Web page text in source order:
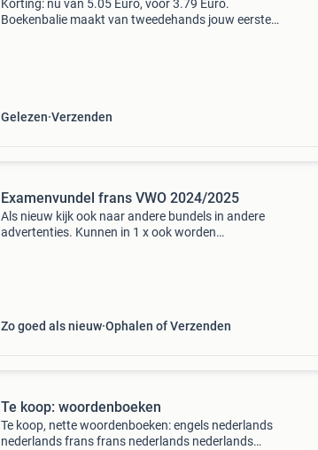
Korting: nu van 5.05 Euro, voor 3.79 Euro.
Boekenbalie maakt van tweedehands jouw eerste
Gelezen Verzenden
Examenvundel frans VWO 2024/2025
Als nieuw kijk ook naar andere bundels in andere
advertenties. Kunnen in 1 x ook worden
Zo goed als nieuw Ophalen of Verzenden
Te koop: woordenboeken
Te koop, nette woordenboeken: engels nederlands
nederlands frans frans nederlands nederlands